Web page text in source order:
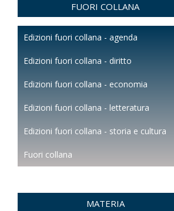
FUORI COLLANA
Edizioni fuori collana - agenda
Edizioni fuori collana - diritto
Edizioni fuori collana - economia
Edizioni fuori collana - letteratura
Edizioni fuori collana - storia e cultura
Fuori collana
MATERIA